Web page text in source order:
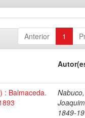
Anterior 1
: Balmaceda.
Nabuco,
1849-